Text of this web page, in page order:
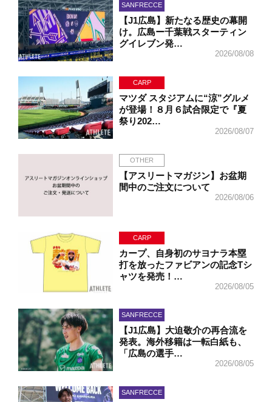
SANFRECCE
【J1広島】新たなる歴史の幕開
け。広島ー千葉戦スターティン
グイレブン発…
2026/08/08
CARP
マツダ スタジアムに“涼”グルメ
が登場！８月６試合限定で『夏
祭り202…
2026/08/07
OTHER
【アスリートマガジン】お盆期
間中のご注文について
2026/08/06
CARP
カープ、自身初のサヨナラ本塁
打を放ったファビアンの記念Tシ
ャツを発売！…
2026/08/05
SANFRECCE
【J1広島】大迫敬介の再合流を
発表。海外移籍は一転白紙も、
「広島の選手…
2026/08/05
SANFRECCE